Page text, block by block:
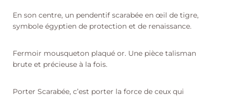
En son centre, un pendentif scarabée en œil de tigre,
symbole égyptien de protection et de renaissance.
Fermoir mousqueton plaqué or. Une pièce talisman
brute et précieuse à la fois.
Porter Scarabée, c’est porter la force de ceux qui